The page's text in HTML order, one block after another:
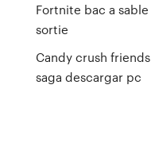
Fortnite bac a sable
sortie
Candy crush friends
saga descargar pc